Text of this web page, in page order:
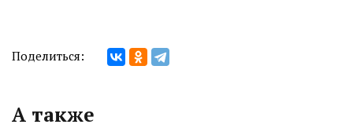
Поделиться:
А также